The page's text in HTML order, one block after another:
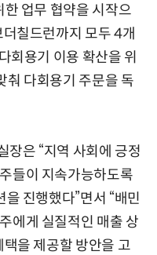
업무 협약을 시작으
칠드런까지 모두 4개
회용기 이용 확산을 위
춰 다회용기 주문을 독
장은 “지역 사회에 긍정
들이 지속가능하도록
진행했다”면서 “배민
에게 실질적인 매출 상
을 제공할 방안을 고